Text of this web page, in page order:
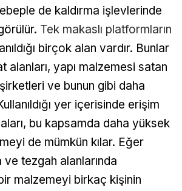
de kaldırma işlevlerinde
Tek makaslı platformların
birçok alan vardır. Bunlar
alanları, yapı malzemesi satan
ve bunun gibi daha
yer içerisinde erişim
bu kapsamda daha yüksek
de mümkün kılar. Eğer
tezgah alanlarında
malzemeyi birkaç kişinin